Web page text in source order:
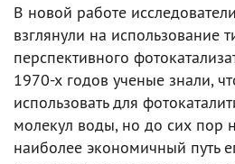
В новой работе
взглянули на использование
перспективного
1970-х годов ученые знали,
использовать для
молекул воды, но до сих пор
наиболее экономичный путь